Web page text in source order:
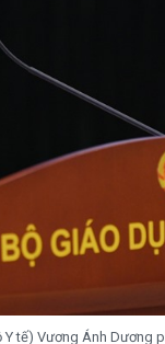
tế) Vương Ánh Dương